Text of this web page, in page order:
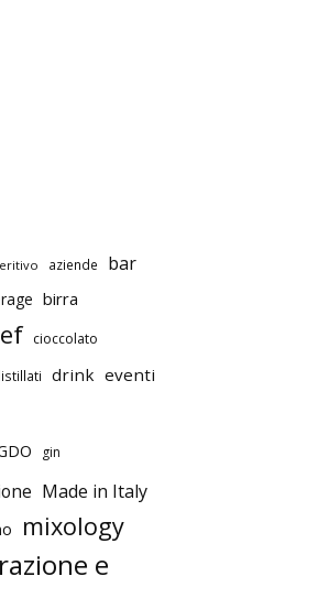
aziende bar
birra
cioccolato
drink eventi
gin
Made in Italy
mixology
e